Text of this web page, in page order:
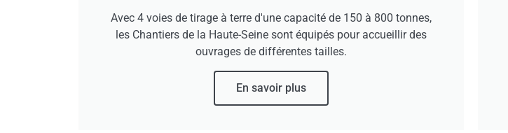
Avec 4 voies de tirage à terre d'une capacité de 150 à 800 tonnes,
les Chantiers de la Haute-Seine sont équipés pour accueillir des
ouvrages de différentes tailles.
En savoir plus